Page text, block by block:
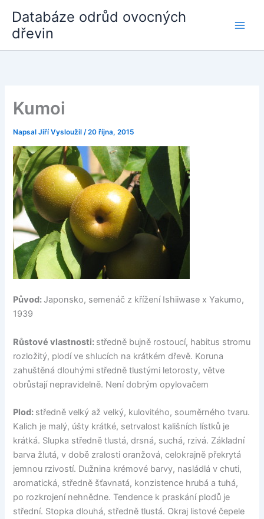
obsah
Databáze odrůd ovocných
dřevin
Kumoi
NapsalJiří Vysloužil/20 října, 2015
Původ: Japonsko, semenáč z křížení Ishiiwase x Yakumo,
1939
Růstové vlastnosti: středně bujně rostoucí, habitus stromu
rozložitý, plodí ve shlucích na krátkém dřevě. Koruna
zahuštěná dlouhými středně tlustými letorosty, větve
obrůstají nepravidelně. Není dobrým opylovačem
Plod: středně velký až velký, kulovitého, souměrného tvaru.
Kalich je malý, úšty krátké, setrvalost kališních lístků je
krátká. Slupka středně tlustá, drsná, suchá, rzivá. Základní
barva žlutá, v době zralosti oranžová, celokrajně překrytá
jemnou rzivostí. Dužnina krémové barvy, nasládlá v chuti,
aromatická, středně šťavnatá, konzistence hrubá a tuhá,
po rozkrojení nehnědne. Tendence k praskání plodů je
střední. Stopka dlouhá, středně tlustá. Okraj listové čepele